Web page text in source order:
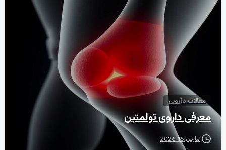
مقالات دارویی
معرفی داروی تولمتین
مارس 15, 2026